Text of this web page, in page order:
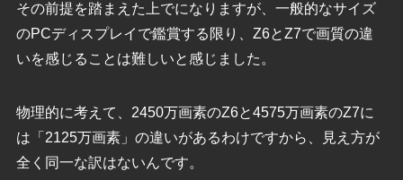
その前提を踏まえた上でになりますが、一般的なサイズ
のPCディスプレイで鑑賞する限り、Z6とZ7で画質の違
いを感じることは難しいと感じました。
物理的に考えて、2450万画素のZ6と4575万画素のZ7に
は「2125万画素」の違いがあるわけですから、見え方が
全く同一な訳はないんです。